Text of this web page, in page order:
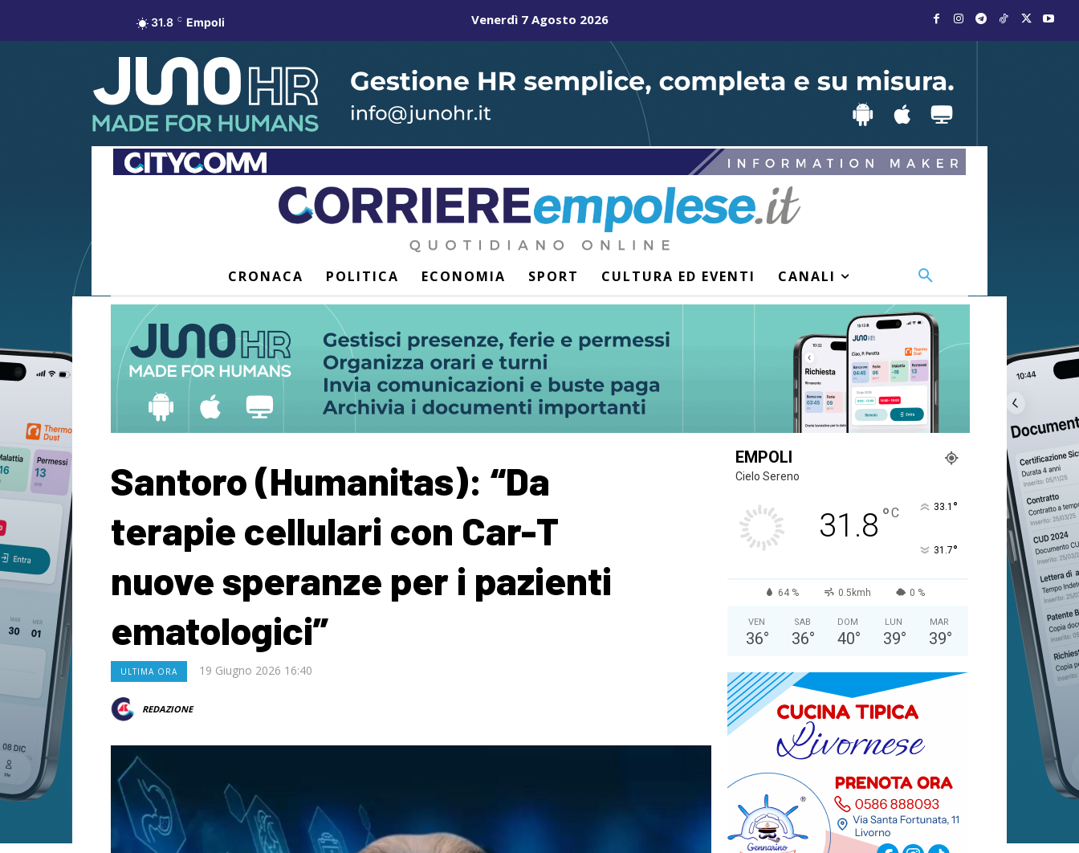
31.8 C Empoli Venerdì 7 Agosto 2026
CRONACA POLITICA ECONOMIA SPORT CULTURA ED EVENTI CANALI
Santoro (Humanitas): “Da
terapie cellulari con Car-T
nuove speranze per i pazienti
ematologici”
ULTIMA ORA 19 Giugno 2026 16:40
REDAZIONE
EMPOLI
Cielo Sereno
31.8 °C 33.1 °
31.7°
64 % 0.5kmh 0 %
VEN
36°
SAB
36°
DOM
40°
LUN
39°
MAR
39°